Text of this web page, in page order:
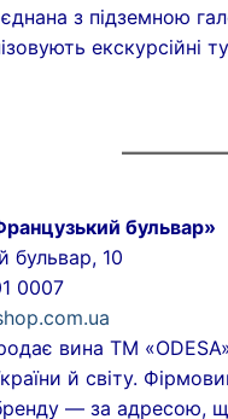
з підземною
екскурсійні
бульвар»
бульвар, 10
0007
вина ТМ
й світу.
бренду — за адресою,